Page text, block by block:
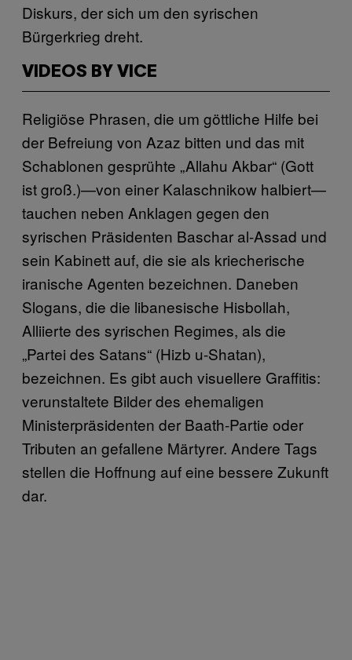
Diskurs, der sich um den syrischen
Bürgerkrieg dreht.
VIDEOS BY VICE
Religiöse Phrasen, die um göttliche Hilfe bei
der Befreiung von Azaz bitten und das mit
Schablonen gesprühte „Allahu Akbar“ (Gott
ist groß.)—von einer Kalaschnikow halbiert—
tauchen neben Anklagen gegen den
syrischen Präsidenten Baschar al-Assad und
sein Kabinett auf, die sie als kriecherische
iranische Agenten bezeichnen. Daneben
Slogans, die die libanesische Hisbollah,
Alliierte des syrischen Regimes, als die
„Partei des Satans“ (Hizb u-Shatan),
bezeichnen. Es gibt auch visuellere Graffitis:
verunstaltete Bilder des ehemaligen
Ministerpräsidenten der Baath-Partie oder
Tributen an gefallene Märtyrer. Andere Tags
stellen die Hoffnung auf eine bessere Zukunft
dar.